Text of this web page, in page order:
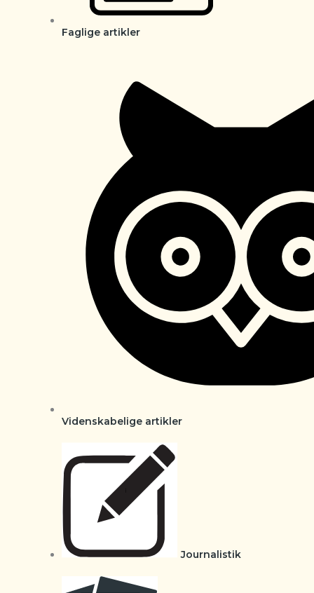
Faglige artikler
Videnskabelige artikler
Journalistik